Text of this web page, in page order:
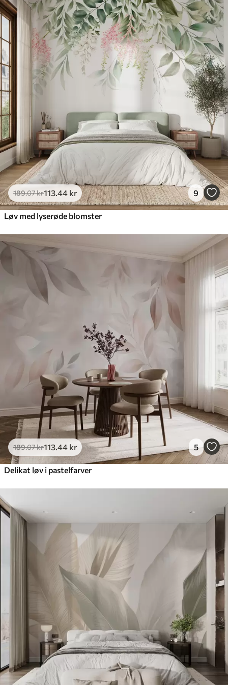
189.07kr113 .44 kr 9
Løv med lyserøde blomster
189.07kr113 .44 kr 5
Delikat løv i pastelfarver